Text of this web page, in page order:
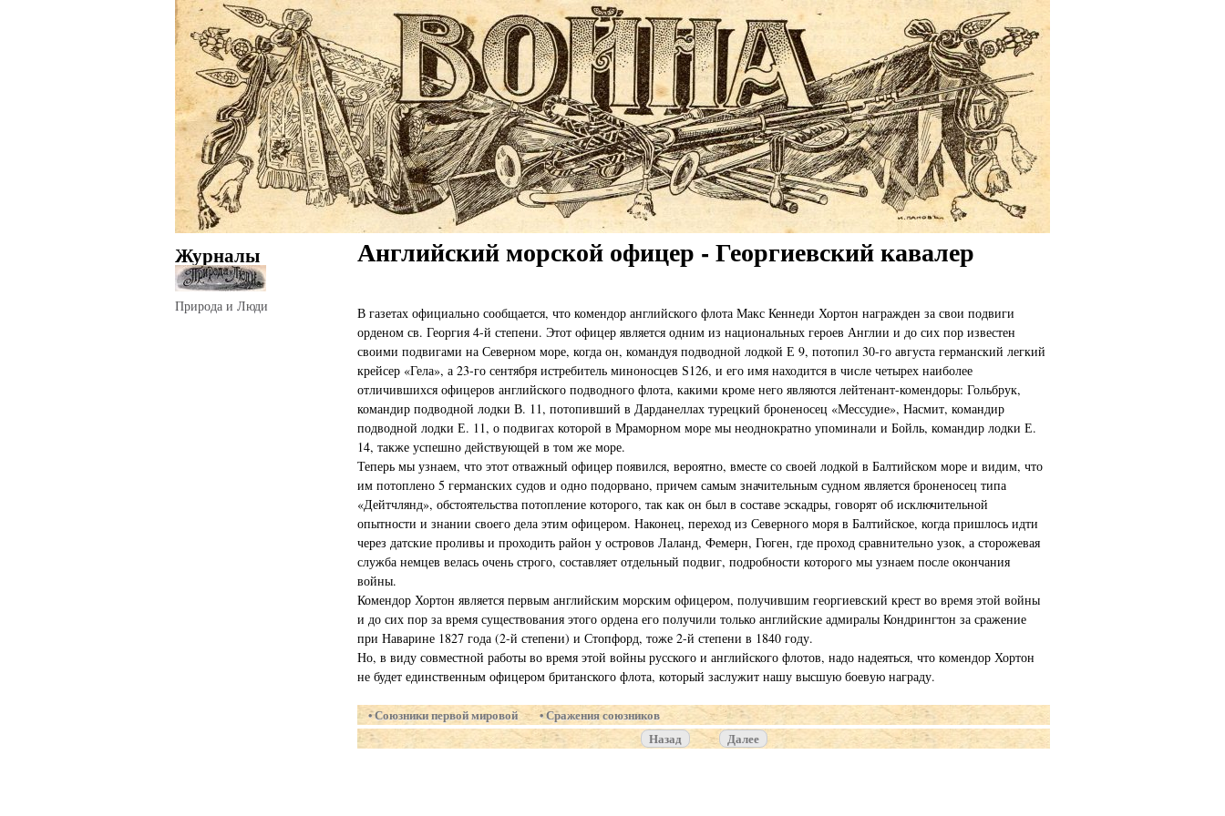
Английский морской офицер - Георгиевский кавалер
В газетах официально сообщается, что комендор английского флота Макс Кеннеди Хортон награжден за свои подвиги
орденом св. Георгия 4-й степени. Этот офицер является одним из национальных героев Англии и до сих пор известен
своими подвигами на Северном море, когда он, командуя подводной лодкой Е 9, потопил 30-го августа германский легкий
крейсер «Гела», а 23-го сентября истребитель миноносцев Ѕ126, и его имя находится в числе четырех наиболее
отличившихся офицеров английского подводного флота, какими кроме него являются лейтенант-комендоры: Гольбрук,
командир подводной лодки В. 11, потопивший в Дарданеллах турецкий броненосец «Мессудие», Насмит, командир
подводной лодки Е. 11, о подвигах которой в Мраморном море мы неоднократно упоминали и Бойль, командир лодки Е.
14, также успешно действующей в том же море.
Теперь мы узнаем, что этот отважный офицер появился, вероятно, вместе со своей лодкой в Балтийском море и видим, что
им потоплено 5 германских судов и одно подорвано, причем самым значительным судном является броненосец типа
«Дейтчлянд», обстоятельства потопление которого, так как он был в составе эскадры, говорят об исключительной
опытности и знании своего дела этим офицером. Наконец, переход из Северного моря в Балтийское, когда пришлось идти
через датские проливы и проходить район у островов Лаланд, Фемерн, Гюген, где проход сравнительно узок, а сторожевая
служба немцев велась очень строго, составляет отдельный подвиг, подробности которого мы узнаем после окончания
войны.
Комендор Хортон является первым английским морским офицером, получившим георгиевский крест во время этой войны
и до сих пор за время существования этого ордена его получили только английские адмиралы Кондрингтон за сражение
при Наварине 1827 года (2-й степени) и Стопфорд, тоже 2-й степени в 1840 году.
Но, в виду совместной работы во время этой войны русского и английского флотов, надо надеяться, что комендор Хортон
не будет единственным офицером британского флота, который заслужит нашу высшую боевую награду.
Союзники первой мировой
Сражения союзников
Назад
Далее
Журналы
Природа и Люди